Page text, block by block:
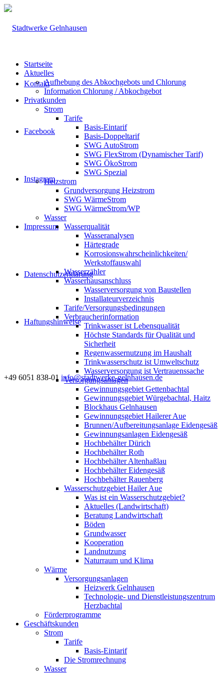
Kontakt
Facebook
Instagram
Impressum
Datenschutzerklärung
Haftungshinweise
+49 6051 838-01 info@stadtwerke-gelnhausen.de
Startseite
Aktuelles
Aufhebung des Abkochgebots und Chlorung
Information Chlorung / Abkochgebot
Privatkunden
Strom
Tarife
Basis-Eintarif
Basis-Doppeltarif
SWG AutoStrom
SWG FlexStrom (Dynamischer Tarif)
SWG ÖkoStrom
SWG Spezial
Heizstrom
Grundversorgung Heizstrom
SWG WärmeStrom
SWG WärmeStrom/WP
Wasser
Wasserqualität
Wasseranalysen
Härtegrade
Korrosionswahrscheinlichkeiten/
Werkstoffauswahl
Wasserzähler
Wasserhausanschluss
Wasserversorgung von Baustellen
Installateurverzeichnis
Tarife/Versorgungsbedingungen
Verbraucherinformation
Trinkwasser ist Lebensqualität
Höchste Standards für Qualität und
Sicherheit
Regenwassernutzung im Haushalt
Trinkwasserschutz ist Umweltschutz
Wasserversorgung ist Vertrauenssache
Versorgungsanlagen
Gewinnungsgebiet Gettenbachtal
Gewinnungsgebiet Würgebachtal, Haitz
Blockhaus Gelnhausen
Gewinnungsgebiet Hailerer Aue
Brunnen/Aufbereitungsanlage Eidengesäß
Gewinnungsanlagen Eidengesäß
Hochbehälter Dürich
Hochbehälter Roth
Hochbehälter Altenhaßlau
Hochbehälter Eidengesäß
Hochbehälter Rauenberg
Wasserschutzgebiet Hailer Aue
Was ist ein Wasserschutzgebiet?
Aktuelles (Landwirtschaft)
Beratung Landwirtschaft
Böden
Grundwasser
Kooperation
Landnutzung
Naturraum und Klima
Wärme
Versorgungsanlagen
Heizwerk Gelnhausen
Technologie- und Dienstleistungszentrum
Herzbachtal
Förderprogramme
Geschäftskunden
Strom
Tarife
Basis-Eintarif
Die Stromrechnung
Wasser